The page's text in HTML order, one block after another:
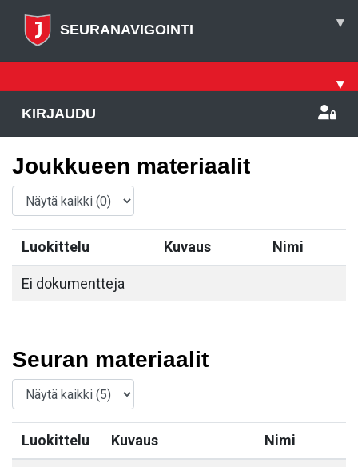
SEURANAVIGOINTI ▾
▾
KIRJAUDU
Joukkueen materiaalit
Luokittelu Kuvaus Nimi
Ei dokumentteja
Seuran materiaalit
Luokittelu Kuvaus Nimi